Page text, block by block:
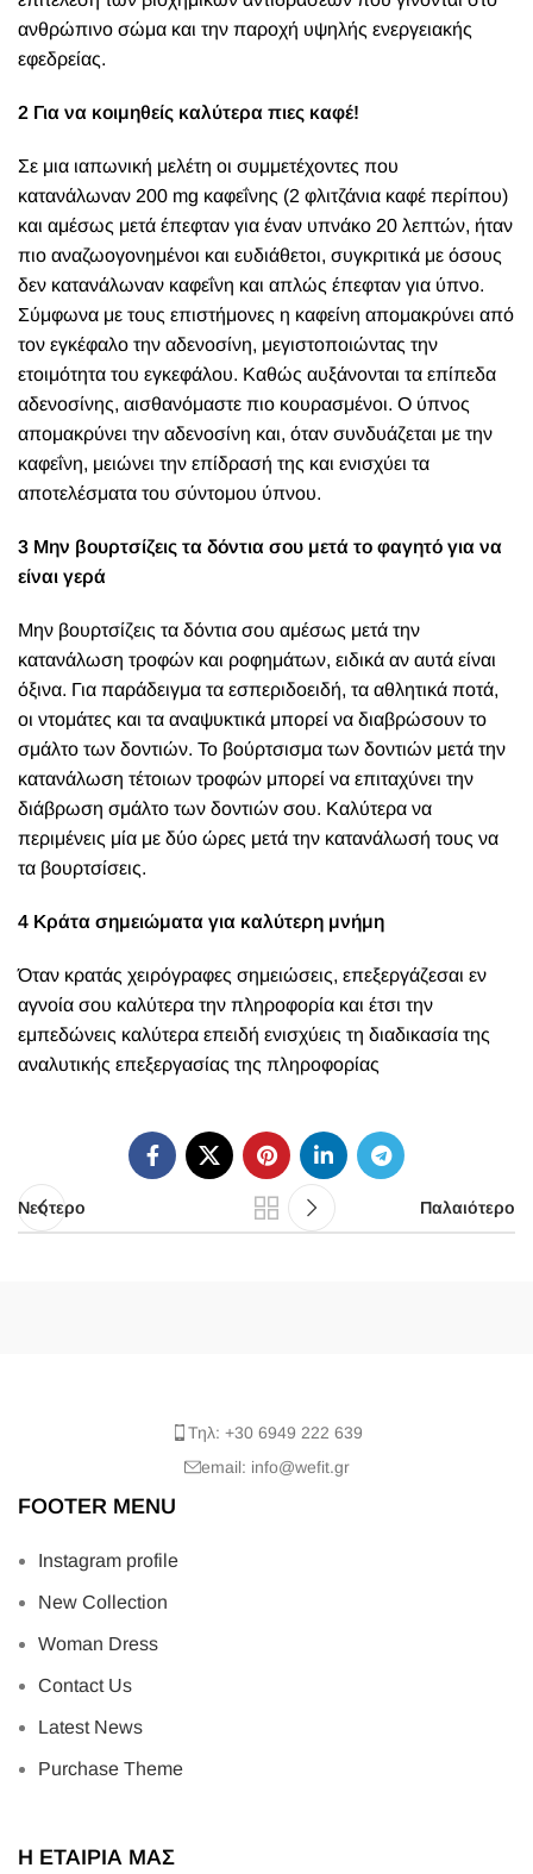
ανθρώπινο σώμα και την παροχή υψηλής ενεργειακής
εφεδρείας.
2 Για να κοιμηθείς καλύτερα πιες καφέ!
Σε μια ιαπωνική μελέτη οι συμμετέχοντες που
κατανάλωναν 200 mg καφεΐνης (2 φλιτζάνια καφέ περίπου)
και αμέσως μετά έπεφταν για έναν υπνάκο 20 λεπτών, ήταν
πιο αναζωογονημένοι και ευδιάθετοι, συγκριτικά με όσους
δεν κατανάλωναν καφεΐνη και απλώς έπεφταν για ύπνο.
Σύμφωνα με τους επιστήμονες η καφείνη απομακρύνει από
τον εγκέφαλο την αδενοσίνη, μεγιστοποιώντας την
ετοιμότητα του εγκεφάλου. Καθώς αυξάνονται τα επίπεδα
αδενοσίνης, αισθανόμαστε πιο κουρασμένοι. Ο ύπνος
απομακρύνει την αδενοσίνη και, όταν συνδυάζεται με την
καφεΐνη, μειώνει την επίδρασή της και ενισχύει τα
αποτελέσματα του σύντομου ύπνου.
3 Μην βουρτσίζεις τα δόντια σου μετά το φαγητό για να
είναι γερά
Μην βουρτσίζεις τα δόντια σου αμέσως μετά την
κατανάλωση τροφών και ροφημάτων, ειδικά αν αυτά είναι
όξινα. Για παράδειγμα τα εσπεριδοειδή, τα αθλητικά ποτά,
οι ντομάτες και τα αναψυκτικά μπορεί να διαβρώσουν το
σμάλτο των δοντιών. Το βούρτσισμα των δοντιών μετά την
κατανάλωση τέτοιων τροφών μπορεί να επιταχύνει την
διάβρωση σμάλτο των δοντιών σου. Καλύτερα να
περιμένεις μία με δύο ώρες μετά την κατανάλωσή τους να
τα βουρτσίσεις.
4 Κράτα σημειώματα για καλύτερη μνήμη
Όταν κρατάς χειρόγραφες σημειώσεις, επεξεργάζεσαι εν
αγνοία σου καλύτερα την πληροφορία και έτσι την
εμπεδώνεις καλύτερα επειδή ενισχύεις τη διαδικασία της
αναλυτικής επεξεργασίας της πληροφορίας
Νεότερο Παλαιότερο
Τηλ: +30 6949 222 639
email: info@wefit.gr
FOOTER MENU
Instagram profile
New Collection
Woman Dress
Contact Us
Latest News
Purchase Theme
Η ΕΤΑΙΡΙΑ ΜΑΣ